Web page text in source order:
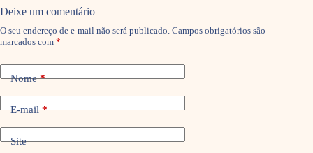
Deixe um comentário
O seu endereço de e-mail não será publicado. Campos obrigatórios são
marcados com *
Nome*
E-mail*
Site